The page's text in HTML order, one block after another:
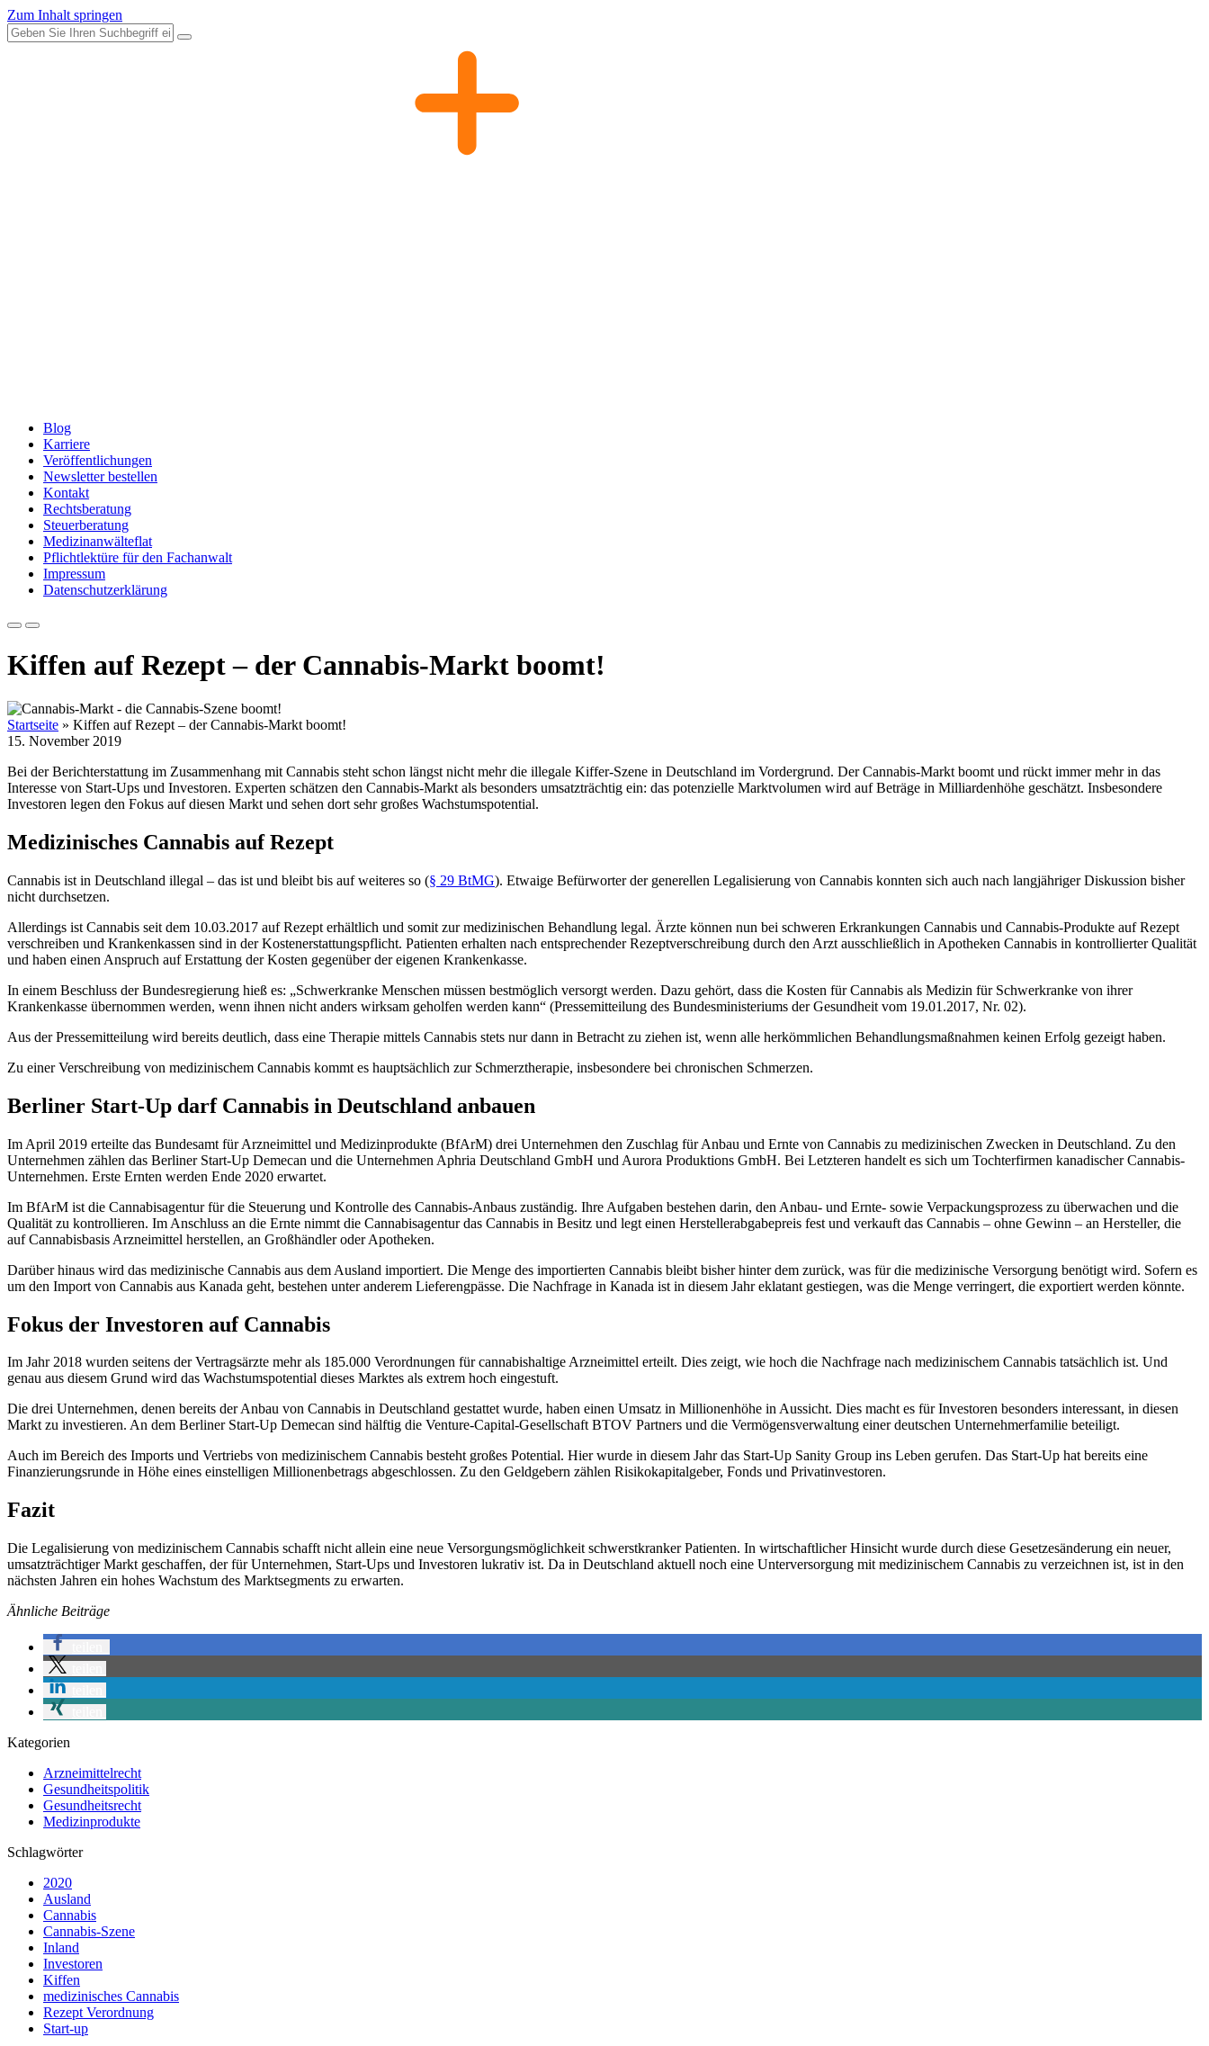
Zum Inhalt springen
Blog
Karriere
Veröffentlichungen
Newsletter bestellen
Kontakt
Rechtsberatung
Steuerberatung
Medizinanwälteflat
Pflichtlektüre für den Fachanwalt
Impressum
Datenschutzerklärung
Kiffen auf Rezept – der Cannabis-Markt boomt!
Startseite » Kiffen auf Rezept – der Cannabis-Markt boomt!
15. November 2019
Bei der Berichterstattung im Zusammenhang mit Cannabis steht schon längst nicht mehr die illegale Kiffer-Szene in Deutschland im Vordergrund. Der Cannabis-Markt boomt und rückt immer mehr in das
Interesse von Start-Ups und Investoren. Experten schätzen den Cannabis-Markt als besonders umsatzträchtig ein: das potenzielle Marktvolumen wird auf Beträge in Milliardenhöhe geschätzt. Insbesondere
Investoren legen den Fokus auf diesen Markt und sehen dort sehr großes Wachstumspotential.
Medizinisches Cannabis auf Rezept
Cannabis ist in Deutschland illegal – das ist und bleibt bis auf weiteres so (§ 29 BtMG). Etwaige Befürworter der generellen Legalisierung von Cannabis konnten sich auch nach langjähriger Diskussion bisher
nicht durchsetzen.
Allerdings ist Cannabis seit dem 10.03.2017 auf Rezept erhältlich und somit zur medizinischen Behandlung legal. Ärzte können nun bei schweren Erkrankungen Cannabis und Cannabis-Produkte auf Rezept
verschreiben und Krankenkassen sind in der Kostenerstattungspflicht. Patienten erhalten nach entsprechender Rezeptverschreibung durch den Arzt ausschließlich in Apotheken Cannabis in kontrollierter Qualität
und haben einen Anspruch auf Erstattung der Kosten gegenüber der eigenen Krankenkasse.
In einem Beschluss der Bundesregierung hieß es: „Schwerkranke Menschen müssen bestmöglich versorgt werden. Dazu gehört, dass die Kosten für Cannabis als Medizin für Schwerkranke von ihrer
Krankenkasse übernommen werden, wenn ihnen nicht anders wirksam geholfen werden kann“ (Pressemitteilung des Bundesministeriums der Gesundheit vom 19.01.2017, Nr. 02).
Aus der Pressemitteilung wird bereits deutlich, dass eine Therapie mittels Cannabis stets nur dann in Betracht zu ziehen ist, wenn alle herkömmlichen Behandlungsmaßnahmen keinen Erfolg gezeigt haben.
Zu einer Verschreibung von medizinischem Cannabis kommt es hauptsächlich zur Schmerztherapie, insbesondere bei chronischen Schmerzen.
Berliner Start-Up darf Cannabis in Deutschland anbauen
Im April 2019 erteilte das Bundesamt für Arzneimittel und Medizinprodukte (BfArM) drei Unternehmen den Zuschlag für Anbau und Ernte von Cannabis zu medizinischen Zwecken in Deutschland. Zu den
Unternehmen zählen das Berliner Start-Up Demecan und die Unternehmen Aphria Deutschland GmbH und Aurora Produktions GmbH. Bei Letzteren handelt es sich um Tochterfirmen kanadischer Cannabis-
Unternehmen. Erste Ernten werden Ende 2020 erwartet.
Im BfArM ist die Cannabisagentur für die Steuerung und Kontrolle des Cannabis-Anbaus zuständig. Ihre Aufgaben bestehen darin, den Anbau- und Ernte- sowie Verpackungsprozess zu überwachen und die
Qualität zu kontrollieren. Im Anschluss an die Ernte nimmt die Cannabisagentur das Cannabis in Besitz und legt einen Herstellerabgabepreis fest und verkauft das Cannabis – ohne Gewinn – an Hersteller, die
auf Cannabisbasis Arzneimittel herstellen, an Großhändler oder Apotheken.
Darüber hinaus wird das medizinische Cannabis aus dem Ausland importiert. Die Menge des importierten Cannabis bleibt bisher hinter dem zurück, was für die medizinische Versorgung benötigt wird. Sofern es
um den Import von Cannabis aus Kanada geht, bestehen unter anderem Lieferengpässe. Die Nachfrage in Kanada ist in diesem Jahr eklatant gestiegen, was die Menge verringert, die exportiert werden könnte.
Fokus der Investoren auf Cannabis
Im Jahr 2018 wurden seitens der Vertragsärzte mehr als 185.000 Verordnungen für cannabishaltige Arzneimittel erteilt. Dies zeigt, wie hoch die Nachfrage nach medizinischem Cannabis tatsächlich ist. Und
genau aus diesem Grund wird das Wachstumspotential dieses Marktes als extrem hoch eingestuft.
Die drei Unternehmen, denen bereits der Anbau von Cannabis in Deutschland gestattet wurde, haben einen Umsatz in Millionenhöhe in Aussicht. Dies macht es für Investoren besonders interessant, in diesen
Markt zu investieren. An dem Berliner Start-Up Demecan sind hälftig die Venture-Capital-Gesellschaft BTOV Partners und die Vermögensverwaltung einer deutschen Unternehmerfamilie beteiligt.
Auch im Bereich des Imports und Vertriebs von medizinischem Cannabis besteht großes Potential. Hier wurde in diesem Jahr das Start-Up Sanity Group ins Leben gerufen. Das Start-Up hat bereits eine
Finanzierungsrunde in Höhe eines einstelligen Millionenbetrags abgeschlossen. Zu den Geldgebern zählen Risikokapitalgeber, Fonds und Privatinvestoren.
Fazit
Die Legalisierung von medizinischem Cannabis schafft nicht allein eine neue Versorgungsmöglichkeit schwerstkranker Patienten. In wirtschaftlicher Hinsicht wurde durch diese Gesetzesänderung ein neuer,
umsatzträchtiger Markt geschaffen, der für Unternehmen, Start-Ups und Investoren lukrativ ist. Da in Deutschland aktuell noch eine Unterversorgung mit medizinischem Cannabis zu verzeichnen ist, ist in den
nächsten Jahren ein hohes Wachstum des Marktsegments zu erwarten.
Ähnliche Beiträge
Kategorien
Arzneimittelrecht
Gesundheitspolitik
Gesundheitsrecht
Medizinprodukte
Schlagwörter
2020
Ausland
Cannabis
Cannabis-Szene
Inland
Investoren
Kiffen
medizinisches Cannabis
Rezept Verordnung
Start-up